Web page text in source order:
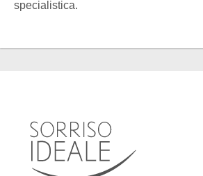
specialistica.